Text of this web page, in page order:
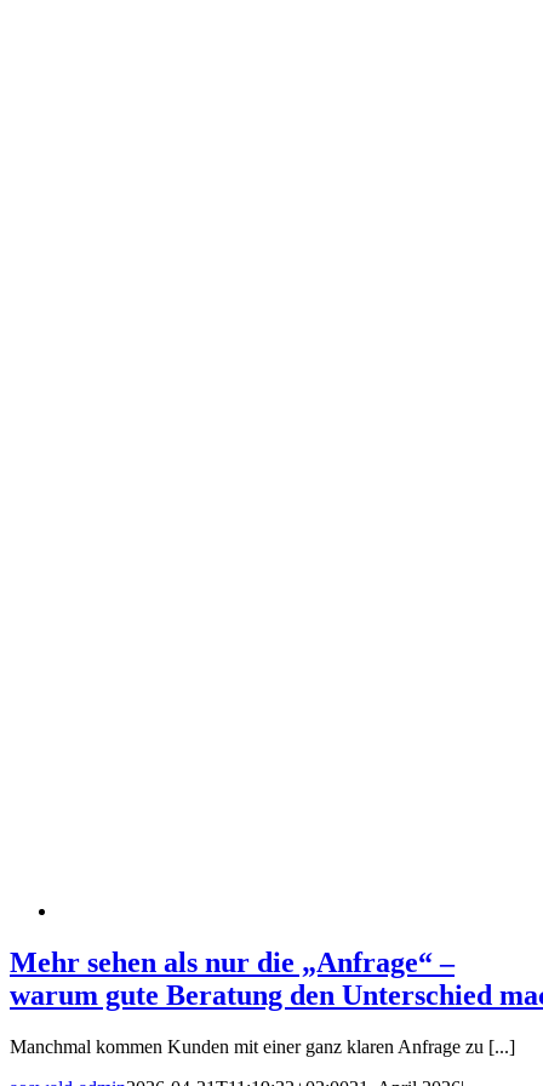
Mehr sehen als nur die „Anfrage“ –
warum gute Beratung den Unterschied
Manchmal kommen Kunden mit einer ganz klaren Anfrage zu [...]